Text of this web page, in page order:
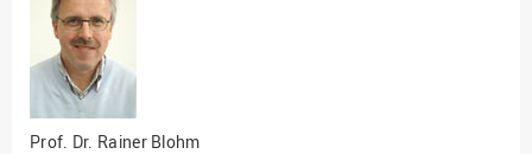
Fakultät
Ingenieurwissenschaften
und Informatik
Fakultät Management,
Kultur und Technik
Prof. Dr. Rainer Blohm